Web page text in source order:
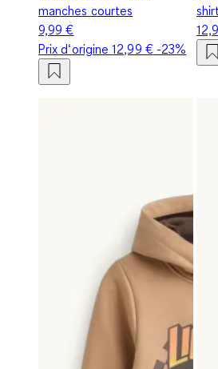
manches courtes
9,99 €
Prix d‘origine12,99 €-23%